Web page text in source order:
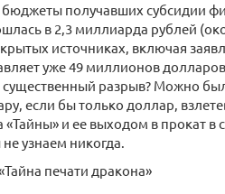
получавших субсидии
в 2,3 миллиарда рублей
источниках, включая
уже 49 миллионов
разрыв? Можно
если бы только доллар,
«Тайны» и ее выходом в прокат в
узнаем никогда.
печати дракона»